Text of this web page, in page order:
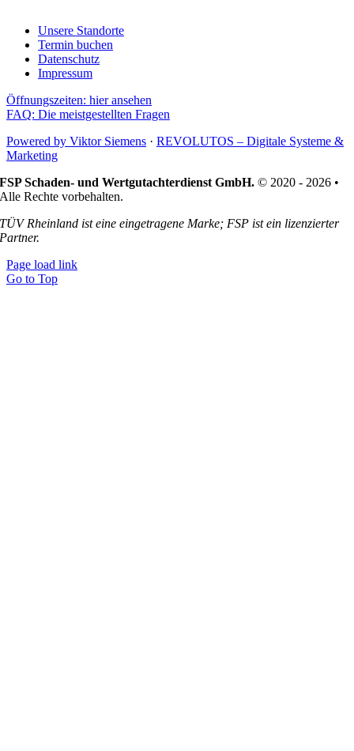
Unsere Standorte
Termin buchen
Datenschutz
Impressum
Öffnungszeiten: hier ansehen
FAQ: Die meistgestellten Fragen
Powered by Viktor Siemens · REVOLUTOS – Digitale Systeme &
Marketing
FSP Schaden- und Wertgutachterdienst GmbH. © 2020 - 2026 •
Alle Rechte vorbehalten.
TÜV Rheinland ist eine eingetragene Marke; FSP ist ein lizenzierter
Partner.
Page load link
Go to Top